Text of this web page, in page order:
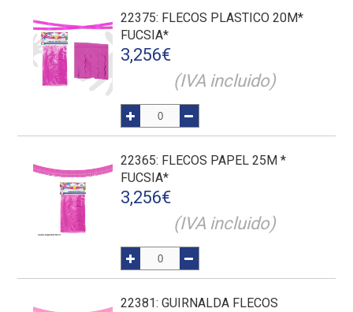
22375: FLECOS PLASTICO 20M*
FUCSIA*
3,256€
(IVA incluido)
22365: FLECOS PAPEL 25M *
FUCSIA*
3,256€
(IVA incluido)
22381: GUIRNALDA FLECOS